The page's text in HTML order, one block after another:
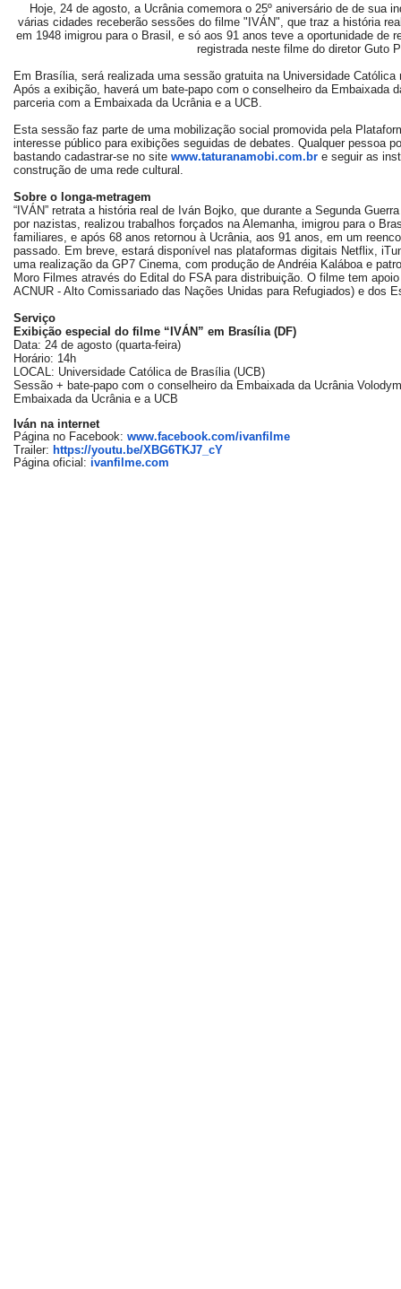
Hoje, 24 de agosto, a Ucrânia comemora o 25º aniversário de de sua
várias cidades receberão sessões do filme "IVÁN", que traz a história
em 1948 imigrou para o Brasil, e só aos 91 anos teve a oportunidade de
registrada neste filme do diretor Guto
Em Brasília, será realizada uma sessão gratuita na Universidade
Após a exibição, haverá um bate-papo com o conselheiro da Embaixada
parceria com a Embaixada da Ucrânia e a UCB.
Esta sessão faz parte de uma mobilização social promovida pela
interesse público para exibições seguidas de debates. Qualquer pessoa
bastando cadastrar-se no site www.taturanamobi.com.br e seguir as
construção de uma rede cultural.
Sobre o longa-metragem
“IVÁN” retrata a história real de Iván Bojko, que durante a Segunda
por nazistas, realizou trabalhos forçados na Alemanha, imigrou para o
familiares, e após 68 anos retornou à Ucrânia, aos 91 anos, em um
passado. Em breve, estará disponível nas plataformas digitais Netflix,
uma realização da GP7 Cinema, com produção de Andréia Kaláboa e
Moro Filmes através do Edital do FSA para distribuição. O filme tem
ACNUR - Alto Comissariado das Nações Unidas para Refugiados) e dos
Serviço
Exibição especial do filme “IVÁN” em Brasília (DF)
Data: 24 de agosto (quarta-feira)
Horário: 14h
LOCAL: Universidade Católica de Brasília (UCB)
Sessão + bate-papo com o conselheiro da Embaixada da Ucrânia
Embaixada da Ucrânia e a UCB
Iván na internet
Página no Facebook: www.facebook.com/ivanfilme
Trailer: https://youtu.be/XBG6TKJ7_cY
Página oficial: ivanfilme.com